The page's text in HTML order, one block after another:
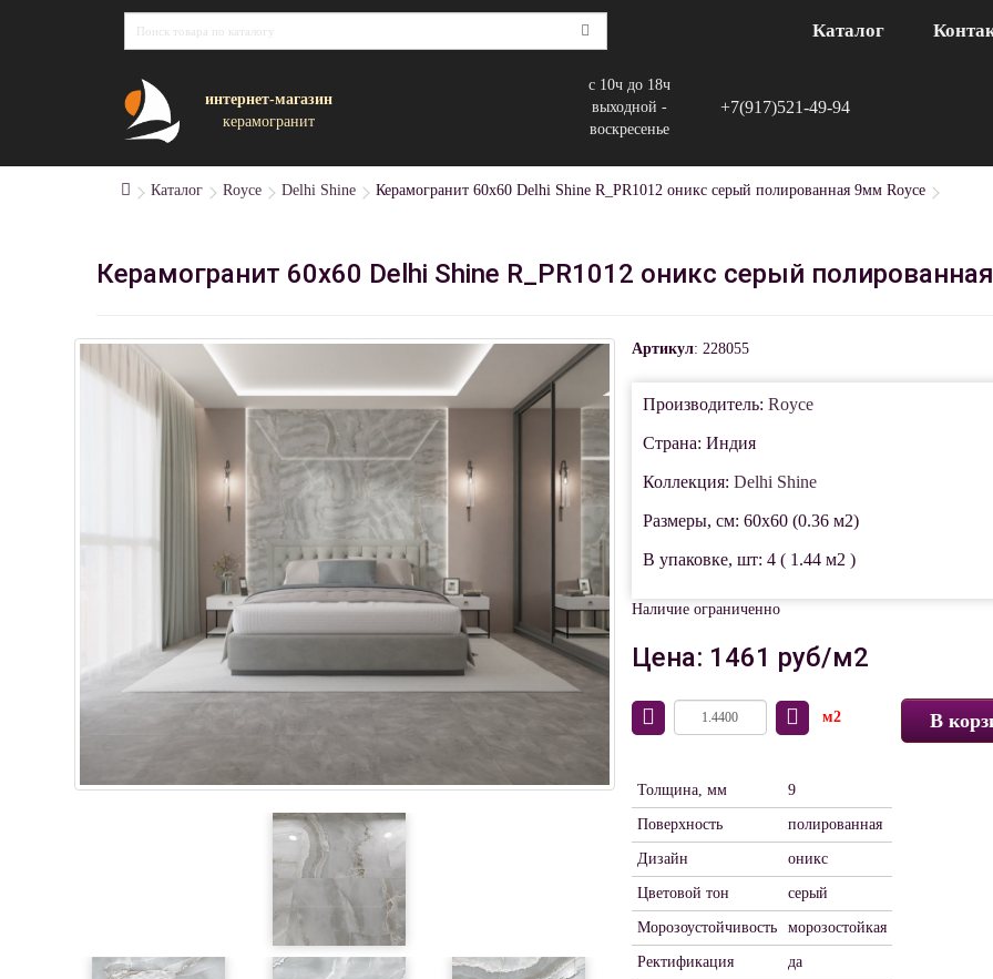
Каталог
интернет-магазин
керамогранит
с 10ч до 18ч
выходной -
воскресенье
+7(917)521-49-94
Каталог Royce Delhi Shine Керамогранит 60x60 Delhi Shine R_PR1012 оникс серый полированная 9мм Royce
Керамогранит 60x60 Delhi Shine R_PR1012 оникс серый
Артикул: 228055
Производитель: Royce
Страна: Индия
Коллекция: Delhi Shine
Размеры, см: 60x60 (0.36 м2)
В упаковке, шт: 4 ( 1.44 м2 )
Наличие ограниченно
Цена: 1461 руб/м2
м2 В
Толщина, мм 9
Поверхность полированная
Дизайн оникс
Цветовой тон серый
Морозоустойчивость морозостойкая
Ректификация да